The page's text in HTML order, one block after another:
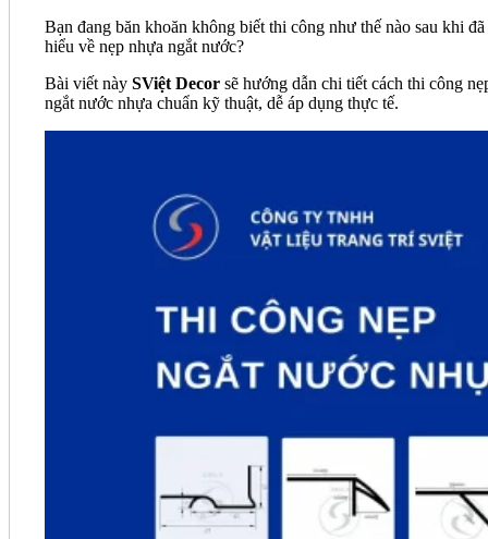
Bạn đang băn khoăn không biết thi công như thế nào sau khi
hiểu về nẹp nhựa ngắt nước?
Bài viết này SViệt Decor sẽ hướng dẫn chi tiết cách thi công
ngắt nước nhựa chuẩn kỹ thuật, dễ áp dụng thực tế.